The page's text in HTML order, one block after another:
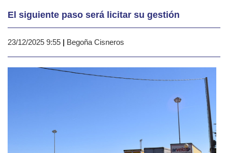
El siguiente paso será licitar su gestión
23/12/2025 9:55 | Begoña Cisneros